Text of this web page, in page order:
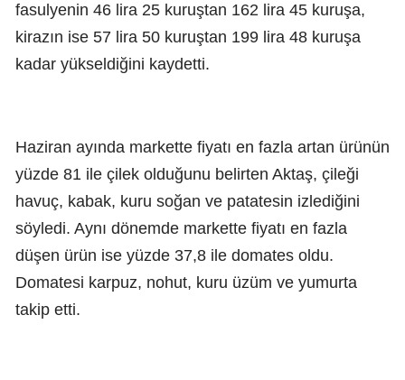
fasulyenin 46 lira 25 kuruştan 162 lira 45 kuruşa,
kirazın ise 57 lira 50 kuruştan 199 lira 48 kuruşa
kadar yükseldiğini kaydetti.
Haziran ayında markette fiyatı en fazla artan ürünün
yüzde 81 ile çilek olduğunu belirten Aktaş, çileği
havuç, kabak, kuru soğan ve patatesin izlediğini
söyledi. Aynı dönemde markette fiyatı en fazla
düşen ürün ise yüzde 37,8 ile domates oldu.
Domatesi karpuz, nohut, kuru üzüm ve yumurta
takip etti.